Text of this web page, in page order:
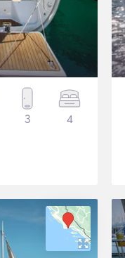
3 4